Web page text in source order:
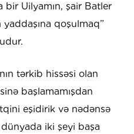
Uilyamın, şair Batler
qoşulmaq”
tərkib hissəsi olan
başlamamışdan
eşidirik və nədənsə
iki şeyi başa